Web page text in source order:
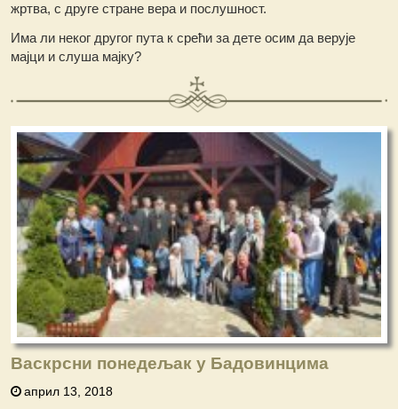
жртва, с друге стране вера и послушност.
Има ли неког другог пута к срећи за дете осим да верује
мајци и слуша мајку?
Васкрсни понедељак у Бадовинцима
април 13, 2018